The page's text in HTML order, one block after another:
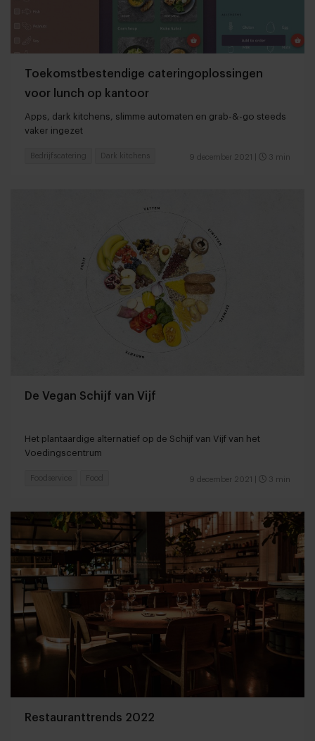
Toekomstbestendige cateringoplossingen
voor lunch op kantoor
Apps, dark kitchens, slimme automaten en grab-&-go steeds
vaker ingezet
9 december 2021 3 min
Bedrijfscatering Dark kitchens
De Vegan Schijf van Vijf
Het plantaardige alternatief op de Schijf van Vijf van het
Voedingscentrum
9 december 2021 3 min
Foodservice Food
Restauranttrends 2022